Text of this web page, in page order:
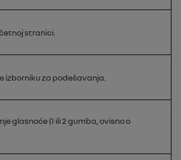
stranici.
izborniku za podešavanja.
glasnoće (1 ili 2 gumba, ovisno o